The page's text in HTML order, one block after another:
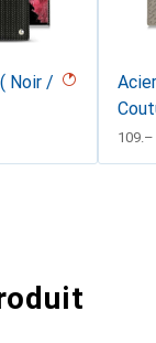
Noir /
CHF
109.–